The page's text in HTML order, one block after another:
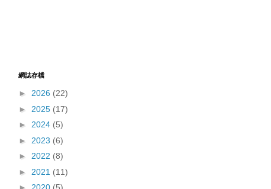
網誌存檔
► 2026 (22)
► 2025 (17)
► 2024 (5)
► 2023 (6)
► 2022 (8)
► 2021 (11)